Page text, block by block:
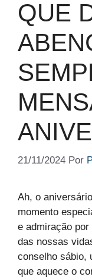
QUE
21/11/2024 Por
Ah, o
momento
e admiração
das nossas
conselho sábio,
que aquece o